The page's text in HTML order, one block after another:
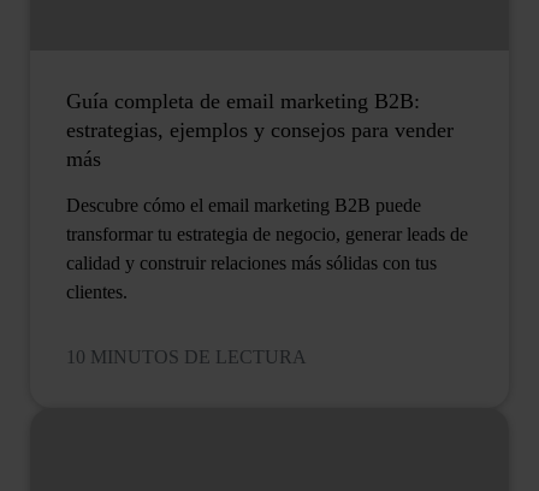
Guía completa de email marketing B2B:
estrategias, ejemplos y consejos para vender
más
Descubre cómo el email marketing B2B puede
transformar tu estrategia de negocio, generar leads de
calidad y construir relaciones más sólidas con tus
clientes.
10 MINUTOS DE LECTURA